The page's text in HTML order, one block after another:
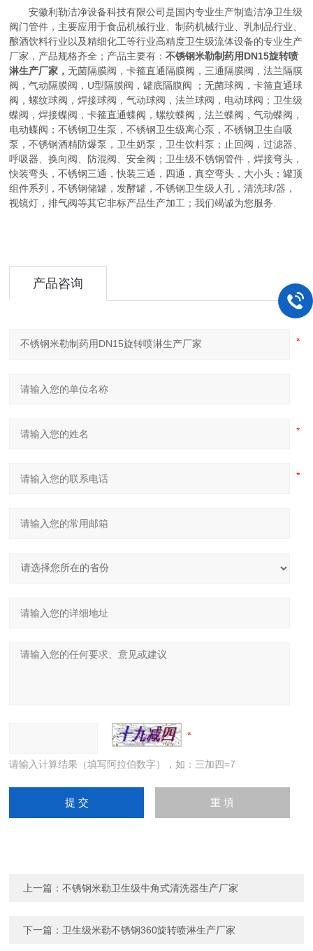
安徽利勒洁净设备科技有限公司是国内专业生产制造洁净卫生级
阀门管件，主要应用于食品机械行业、制药机械行业、乳制品行业、
酿酒饮料行业以及精细化工等行业高精度卫生级流体设备的专业生产
厂家，产品规格齐全；产品主要有：不锈钢米勒制药用DN15旋转喷
淋生产厂家，无菌隔膜阀，卡箍直通隔膜阀，三通隔膜阀，法兰隔膜
阀，气动隔膜阀，U型隔膜阀，罐底隔膜阀 ；无菌球阀，卡箍直通球
阀，螺纹球阀，焊接球阀，气动球阀，法兰球阀，电动球阀；卫生级
蝶阀，焊接蝶阀，卡箍直通蝶阀，螺纹蝶阀，法兰蝶阀，气动蝶阀，
电动蝶阀；不锈钢卫生泵，不锈钢卫生级离心泵，不锈钢卫生自吸
泵，不锈钢酒精防爆泵，卫生奶泵，卫生饮料泵；止回阀，过滤器、
呼吸器、换向阀、防混阀、安全阀；卫生级不锈钢管件，焊接弯头，
快装弯头，不锈钢三通，快装三通，四通，真空弯头，大小头；罐顶
组件系列，不锈钢储罐，发酵罐，不锈钢卫生级人孔，清洗球/器，
视镜灯，排气阀等其它非标产品生产加工；我们竭诚为您服务.
产品咨询
请输入计算结果（填写阿拉伯数字），如：三加四=7
上一篇：不锈钢米勒卫生级牛角式清洗器生产厂家
下一篇： 卫生级米勒不锈钢360旋转喷淋生产厂家